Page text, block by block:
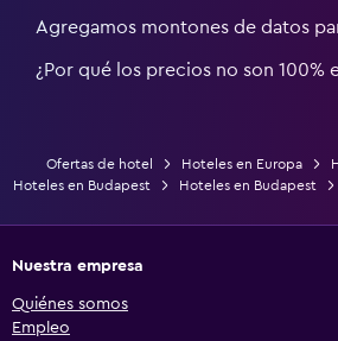
Agregamos montones de datos
¿Por qué los precios no son 100%
Ofertas de hotel Hoteles en Europa
Hoteles en Budapest
Hoteles en Budapest
Nuestra empresa
Quiénes somos
Empleo